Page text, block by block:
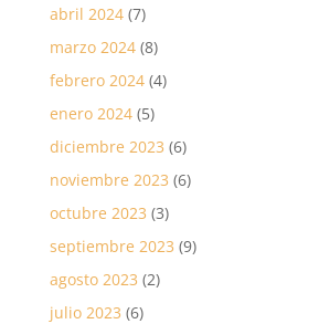
abril 2024(7)
marzo 2024(8)
febrero 2024(4)
enero 2024(5)
diciembre 2023 (6)
noviembre 2023 (6)
octubre 2023 (3)
septiembre 2023 (9)
agosto 2023 (2)
julio 2023 (6)